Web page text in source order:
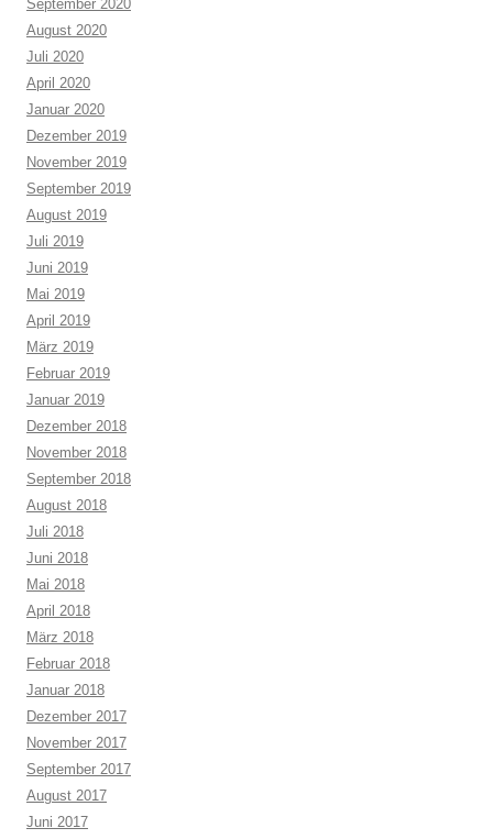
September 2020
August 2020
Juli 2020
April 2020
Januar 2020
Dezember 2019
November 2019
September 2019
August 2019
Juli 2019
Juni 2019
Mai 2019
April 2019
März 2019
Februar 2019
Januar 2019
Dezember 2018
November 2018
September 2018
August 2018
Juli 2018
Juni 2018
Mai 2018
April 2018
März 2018
Februar 2018
Januar 2018
Dezember 2017
November 2017
September 2017
August 2017
Juni 2017